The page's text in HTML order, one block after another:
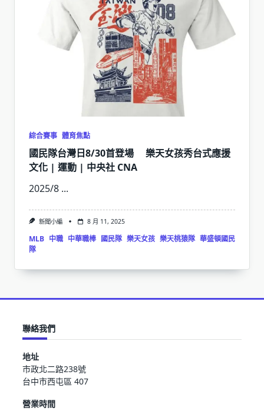
綜合賽事 體育焦點
國民隊台灣日8/30首登場 樂天女孩秀台式應援
文化 | 運動 | 中央社 CNA
2025/8 ...
新聞小編 8 月 11, 2025
MLB 中職 中華職棒 國民隊 樂天女孩 樂天桃猿隊 華盛頓國民
隊
聯絡我們
地址
市政北二路238號
台中市西屯區 407
營業時間